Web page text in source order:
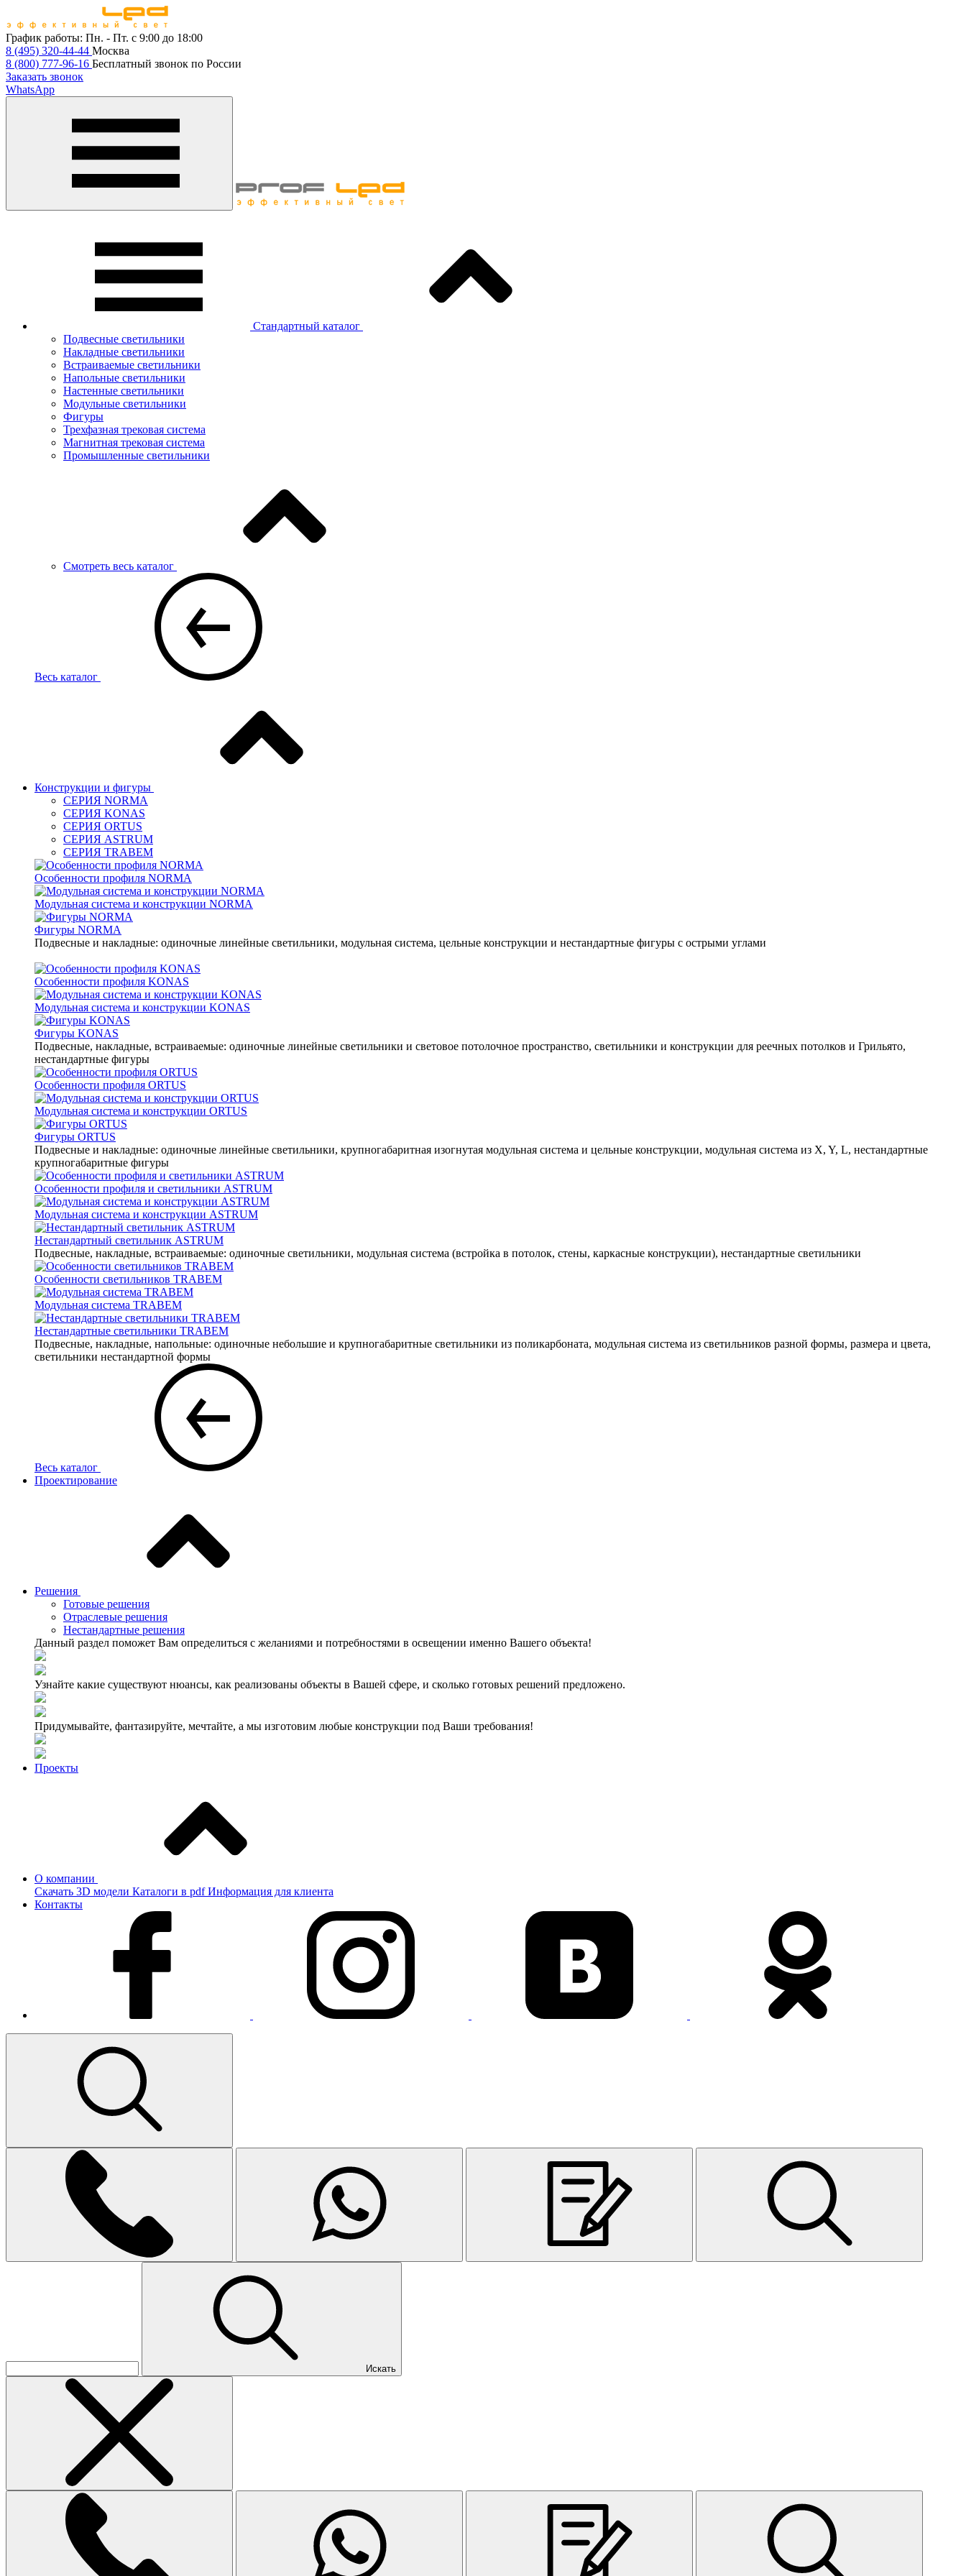
График работы: Пн. - Пт. с 9:00 до 18:00
8 (495) 320-44-44 Москва
8 (800) 777-96-16 Бесплатный звонок по России
Заказать звонок
WhatsApp
Стандартный каталог
Подвесные светильники
Накладные светильники
Встраиваемые светильники
Напольные светильники
Настенные светильники
Модульные светильники
Фигуры
Трехфазная трековая система
Магнитная трековая система
Промышленные светильники
Смотреть весь каталог
Весь каталог
Конструкции и фигуры
СЕРИЯ NORMA
СЕРИЯ KONAS
СЕРИЯ ORTUS
СЕРИЯ ASTRUM
СЕРИЯ TRABEM
Особенности профиля NORMA
Модульная система и конструкции NORMA
Фигуры NORMA
Подвесные и накладные: одиночные линейные светильники, модульная система, цельные конструкции и нестандартные фигуры с острыми углами
Особенности профиля KONAS
Модульная система и конструкции KONAS
Фигуры KONAS
Подвесные, накладные, встраиваемые: одиночные линейные светильники и световое потолочное пространство, светильники и конструкции для реечных потолков и Грильято,
нестандартные фигуры
Особенности профиля ORTUS
Модульная система и конструкции ORTUS
Фигуры ORTUS
Подвесные и накладные: одиночные линейные светильники, крупногабаритная изогнутая модульная система и цельные конструкции, модульная система из X, Y, L, нестандартные
крупногабаритные фигуры
Особенности профиля и светильники ASTRUM
Модульная система и конструкции ASTRUM
Нестандартный светильник ASTRUM
Подвесные, накладные, встраиваемые: одиночные светильники, модульная система (встройка в потолок, стены, каркасные конструкции), нестандартные светильники
Особенности светильников TRABEM
Модульная система TRABEM
Нестандартные светильники TRABEM
Подвесные, накладные, напольные: одиночные небольшие и крупногабаритные светильники из поликарбоната, модульная система из светильников разной формы, размера и цвета,
светильники нестандартной формы
Весь каталог
Проектирование
Решения
Готовые решения
Отраслевые решения
Нестандартные решения
Данный раздел поможет Вам определиться с желаниями и потребностями в освещении именно Вашего объекта!
Узнайте какие существуют нюансы, как реализованы объекты в Вашей сфере, и сколько готовых решений предложено.
Придумывайте, фантазируйте, мечтайте, а мы изготовим любые конструкции под Ваши требования!
Проекты
О компании
Скачать 3D модели Каталоги в pdf Информация для клиента
Контакты
Искать